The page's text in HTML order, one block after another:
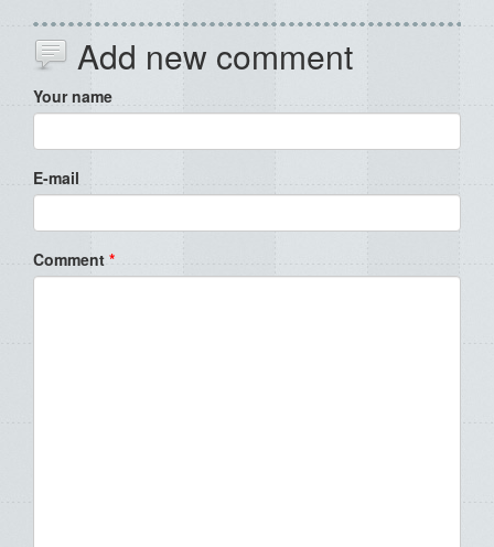
Add new comment
Your name
E-mail
Comment *